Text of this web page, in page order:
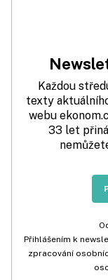
Každou
texty
webu
33 let
Přihlášením k
zpracování